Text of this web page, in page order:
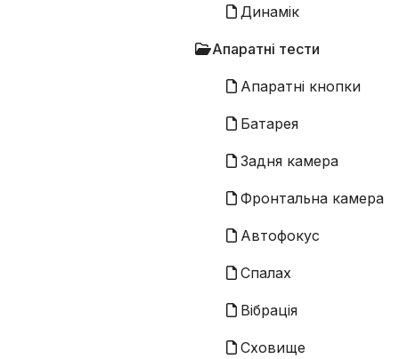
Динамік
Апаратні тести
Апаратні кнопки
Батарея
Задня камера
Фронтальна камера
Автофокус
Спалах
Вібрація
Сховище